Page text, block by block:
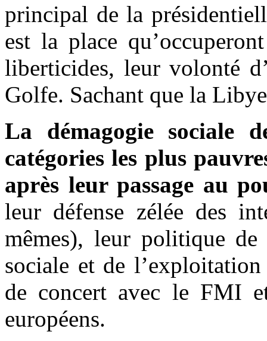
principal de la
est la place
liberticides, leur volonté
Golfe. Sachant que la
La démagogie sociale
catégories les plus
après leur passage au
leur défense zélée des
mêmes), leur politique de
sociale et de
de concert avec le FMI
européens.